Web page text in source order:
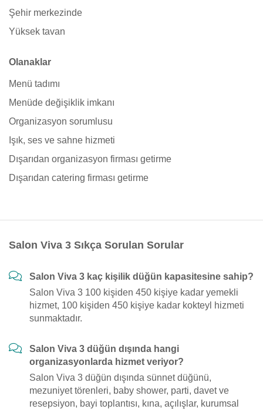
Şehir merkezinde
Yüksek tavan
Olanaklar
Menü tadımı
Menüde değişiklik imkanı
Organizasyon sorumlusu
Işık, ses ve sahne hizmeti
Dışarıdan organizasyon firması getirme
Dışarıdan catering firması getirme
Salon Viva 3 Sıkça Sorulan Sorular
Salon Viva 3 kaç kişilik düğün kapasitesine sahip?
Salon Viva 3 100 kişiden 450 kişiye kadar yemekli
hizmet, 100 kişiden 450 kişiye kadar kokteyl hizmeti
sunmaktadır.
Salon Viva 3 düğün dışında hangi
organizasyonlarda hizmet veriyor?
Salon Viva 3 düğün dışında sünnet düğünü,
mezuniyet törenleri, baby shower, parti, davet ve
resepsiyon, bayi toplantısı, kına, açılışlar, kurumsal